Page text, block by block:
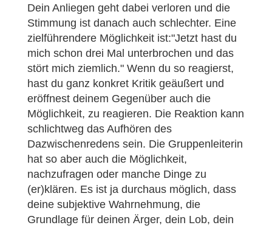
Dein Anliegen geht dabei verloren und die
Stimmung ist danach auch schlechter. Eine
zielführendere Möglichkeit ist:"Jetzt hast du
mich schon drei Mal unterbrochen und das
stört mich ziemlich." Wenn du so reagierst,
hast du ganz konkret Kritik geäußert und
eröffnest deinem Gegenüber auch die
Möglichkeit, zu reagieren. Die Reaktion kann
schlichtweg das Aufhören des
Dazwischenredens sein. Die Gruppenleiterin
hat so aber auch die Möglichkeit,
nachzufragen oder manche Dinge zu
(er)klären. Es ist ja durchaus möglich, dass
deine subjektive Wahrnehmung, die
Grundlage für deinen Ärger, dein Lob, dein